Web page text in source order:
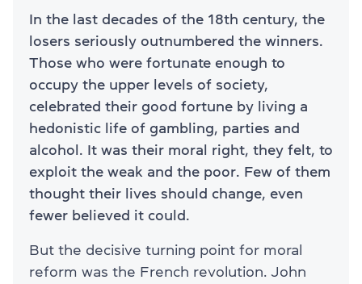
In the last decades of the 18th century, the
losers seriously outnumbered the winners.
Those who were fortunate enough to
occupy the upper levels of society,
celebrated their good fortune by living a
hedonistic life of gambling, parties and
alcohol. It was their moral right, they felt, to
exploit the weak and the poor. Few of them
thought their lives should change, even
fewer believed it could.
But the decisive turning point for moral
reform was the French revolution. John